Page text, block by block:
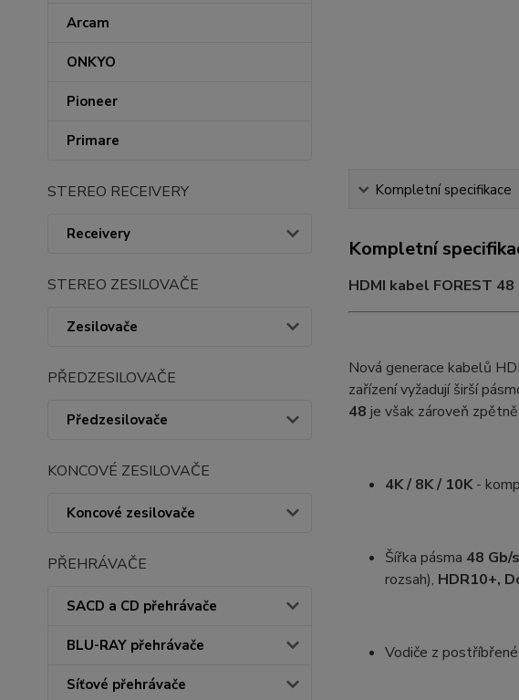
Arcam
ONKYO
Pioneer
Primare
STEREO RECEIVERY
Receivery
STEREO ZESILOVAČE
Zesilovače
PŘEDZESILOVAČE
Předzesilovače
KONCOVÉ ZESILOVAČE
Koncové zesilovače
PŘEHRÁVAČE
SACD a CD přehrávače
BLU-RAY přehrávače
Síťové přehrávače
Kompletní specifikace
Kompletní
HDMI kabel FOREST
Nová generace kabelů
zařízení vyžadují širší
48 je však zároveň
4K / 8K / 10K-
Šířka pásma 48 Gb/s
rozsah), HDR10+,
Vodiče z postříbřené